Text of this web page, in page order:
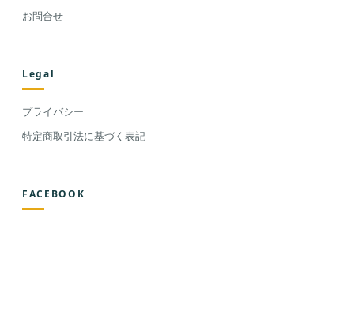
お問合せ
Legal
プライバシー
特定商取引法に基づく表記
FACEBOOK